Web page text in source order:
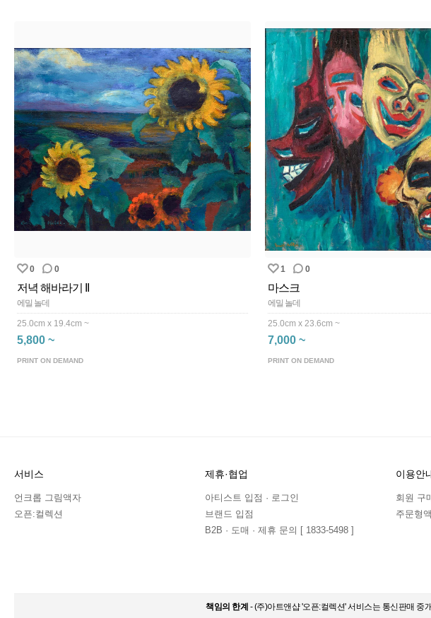
0 0
저녁 해바라기 II
에밀 놀데
25.0cm x 19.4cm ~
5,800 ~
PRINT ON DEMAND
1 0
마스크
에밀 놀데
25.0cm x 23.6cm ~
7,000 ~
PRINT ON DEMAND
서비스
언크롭 그림액자
오픈:컬렉션
제휴·협업
아티스트 입점 · 로그인
브랜드 입점
B2B · 도매 · 제휴 문의 [ 1833-5498 ]
이용안
회원 구
주문형
책임의 한계 - (주)아트앤샵 '오픈:컬렉션' 서비스는 통신판매 중